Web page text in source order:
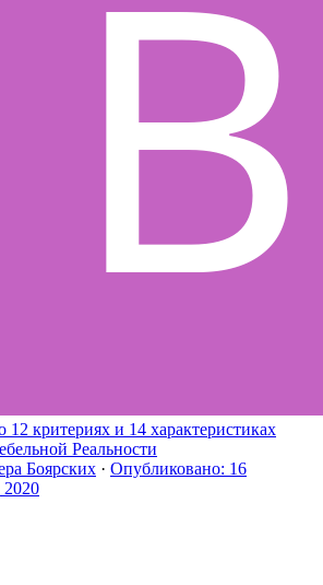
12 критериях и 14 характеристиках
Реальности
Боярских · Опубликовано: 16
2020